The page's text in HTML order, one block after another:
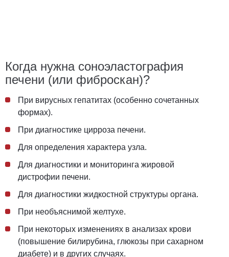
Когда нужна соноэластография
печени (или фиброскан)?
При вирусных гепатитах (особенно сочетанных
формах).
При диагностике цирроза печени.
Для определения характера узла.
Для диагностики и мониторинга жировой
дистрофии печени.
Для диагностики жидкостной структуры органа.
При необъяснимой желтухе.
При некоторых изменениях в анализах крови
(повышение билирубина, глюкозы при сахарном
диабете) и в других случаях.